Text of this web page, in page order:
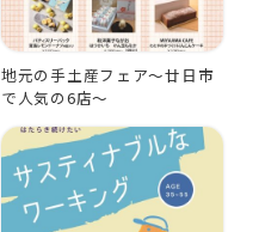
地元の手土産フェア～廿日市
で人気の6店～